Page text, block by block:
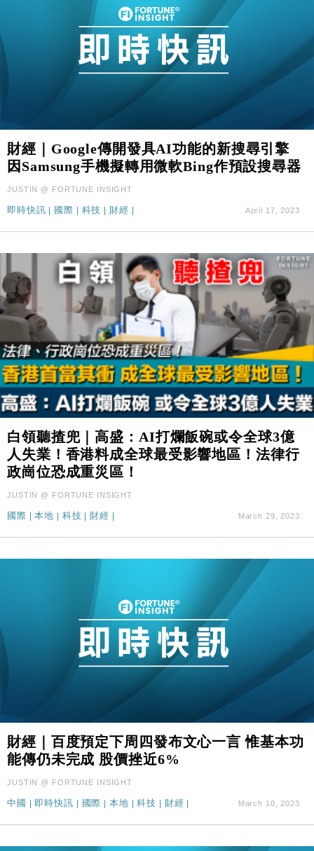
財經｜Google傳開發具AI功能的新搜尋引擎
因Samsung手機擬轉用微軟Bing作預設搜尋器
JUSTIN @ FORTUNE INSIGHT
即時快訊 國際 科技 財經 April 17, 2023
白領聽揸兜｜高盛：AI打爛飯碗或令全球3億
人失業！香港料成全球最受影響地區！法律行
政崗位恐成重災區！
JUSTIN @ FORTUNE INSIGHT
國際 |本地 | 科技 | 財經 | March 29, 2023
財經｜百度預定下周四發布文心一言 惟基本功
能傳仍未完成 股價挫近6%
JUSTIN @ FORTUNE INSIGHT
中國 | 即時快訊 | 國際 | 本地 |科技 | 財經 | March 10, 2023